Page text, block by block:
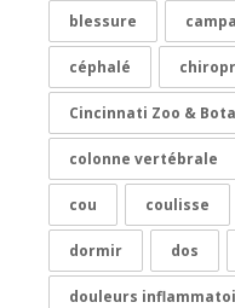
blessure
céphalé
Cincinnati Zoo &
colonne vertébrale
cou coulisse
dormir dos
douleurs